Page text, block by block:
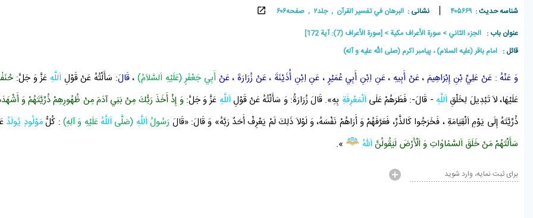
شناسه حدیث : ۴۰۵۶۶۹ | نشانی : البرهان في تفسير القرآن , جلد۲ , صفحه۶۰۶
عنوان باب : الجزء الثاني سورة الأعراف مكية
[سورة الأعراف (7): آیة 172]
قائل : امام باقر (علیه السلام) ، پيامبر اکرم (صلی الله علیه و آله)
وَ عَنْهُ: عَنْ عَلِيِّ بْنِ إِبْرَاهِيمَ، عَنْ أَبِيهِ، عَنِ اِبْنِ أَبِي عُمَيْرٍ، عَنِ اِبْنِ أُذَيْنَةَ ، عَنْ زُرَارَةَ، عَنْ أَبِي جَعْفَرٍ (عَلَيْهِ اَلسَّلاَمُ)، قَالَ: سَأَلْتُهُ عَنْ قَوْلِ اَللَّهِعَزَّ وَ جَلَّ:
عَلَيْهَا، لاَ تَبْدِيلَ لِخَلْقِ اَللَّهِ - قَالَ-: فَطَرَهُمْ عَلَى اَلْمَعْرِفَةِ بِهِ». قَالَ زُرَارَةُ: وَ سَأَلْتُهُ عَنْ قَوْلِ اَللَّهِ عَزَّ وَ جَلَّ:وَ إِذْ أَخَذَ رَبُّكَ مِنْ بَنِي آدَمَ مِنْ ظُهُورِهِمْ ذُرِّيَّتَهُمْ وَ
ذُرِّيَّتَهُ إِلَى يَوْمِ اَلْقِيَامَةِ ، فَخَرَجُوا كَالذَّرِّ، فَعَرَّفَهُمْ وَ أَرَاهُمْ نَفْسَهُ، وَ لَوْلاَ ذَلِكَ لَمْ يَعْرِفْ أَحَدٌ رَبَّهُ» وَ قَالَ: «قَالَ رَسُولُ اَللَّهِ (صَلَّى اَللَّهُعَلَيْهِ وَ آلِهِ) : كُلُّمَوْلُودٍ يُولَدُ
سَأَلْتَهُمْ مَنْ خَلَقَ اَلسَّمٰاوٰاتِ وَ اَلْأَرْضَ لَيَقُولُنَّ اَللّٰهُ ».
برای ثبت نمایه، وارد شوید